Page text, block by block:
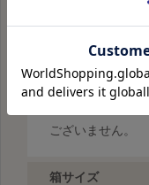
直射日光や高温
い。※冷蔵で長期
ございません。
箱サイズ